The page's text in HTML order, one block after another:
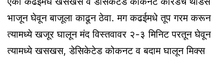
भाजून घेवून बाजूला काढून ठेवा. मग कढईमधे तूप गरम करून
त्यामध्ये खजूर घालून मंद विस्तवावर २-३ मिनिट परतून घेवून
त्यामध्ये खसखस, डेसिकेटेड कोकनट व बदाम घालून मिक्स